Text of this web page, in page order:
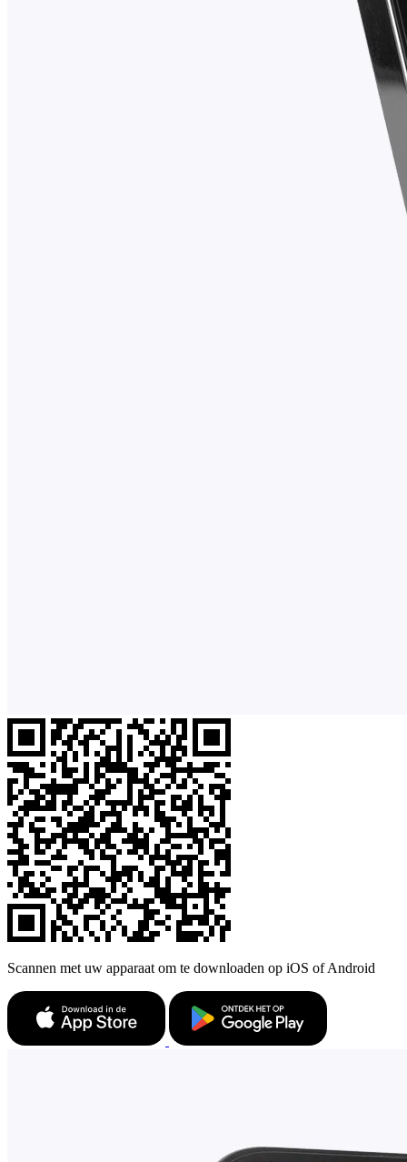
Scannen met uw apparaat om te downloaden op iOS of Android